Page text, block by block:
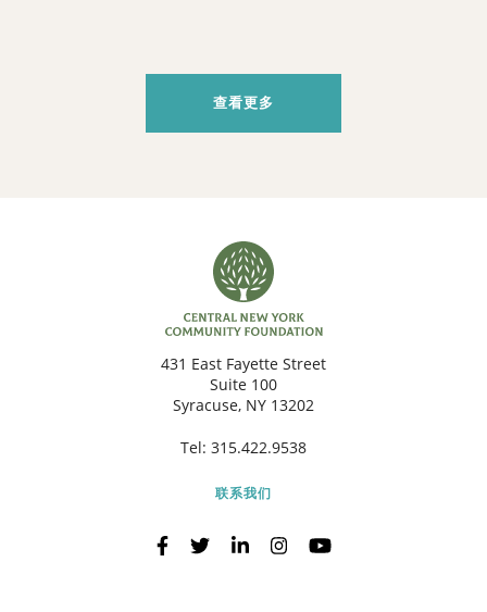
查看更多
431 East Fayette Street
Suite 100
Syracuse, NY 13202
Tel: 315.422.9538
联系我们